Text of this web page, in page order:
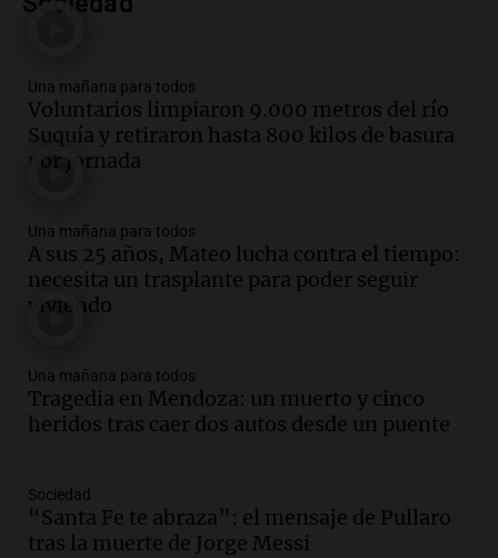
Episodios
Audio.Murió Jorge Messi
Una mañana para todos
Audio.Mateo, a los 25 años, lucha
contra el tiempo: necesita un trasplante
para poder seguir viviend
Una mañana para todos
Audio.Estiman que la inflación nacional
de julio será menor al 2,9% registrado
en CABA
Audio.Altas Cumbres: rescataron a una
cabra que llevaba ocho días atrapada en
Una mañana para todos
Voluntarios limpiaron 9.000 metros del río
Suquía y retiraron hasta 800 kilos de basura
por jornada
Una mañana para todos
A sus 25 años, Mateo lucha contra el tiempo:
necesita un trasplante para poder seguir
viviendo
Una mañana para todos
Tragedia en Mendoza: un muerto y cinco
heridos tras caer dos autos desde un puente
Sociedad
“Santa Fe te abraza”: el mensaje de Pullaro
tras la muerte de Jorge Messi